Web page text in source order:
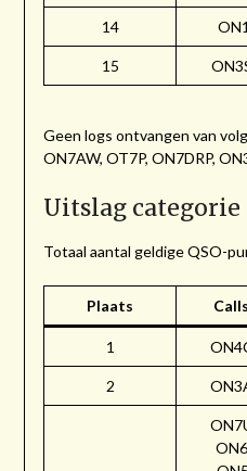
14
15
Geen logs ontvangen van
ON7AW, OT7P, ON7DRP,
Uitslag categorie
Totaal aantal geldige QSO-
Plaats
1
2